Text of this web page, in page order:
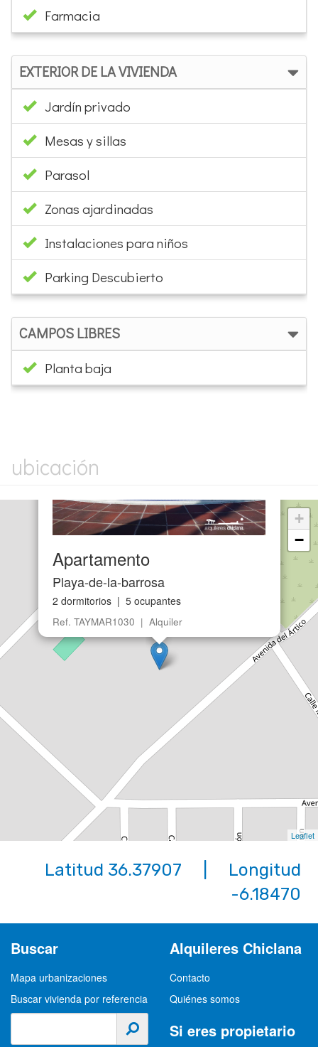
Farmacia
EXTERIOR DE LA VIVIENDA
Jardín privado
Mesas y sillas
Parasol
Zonas ajardinadas
Instalaciones para niños
Parking Descubierto
CAMPOS LIBRES
Planta baja
ubicación
Apartamento
Playa-de-la-barrosa
2 dormitorios | 5 ocupantes
Ref. TAYMAR1030 | Alquiler
+
−
Leaflet
Latitud 36.37907 | Longitud
-6.18470
Buscar
Mapa urbanizaciones
Buscar vivienda por referencia
Alquileres Chiclana
Contacto
Quiénes somos
Si eres propietario